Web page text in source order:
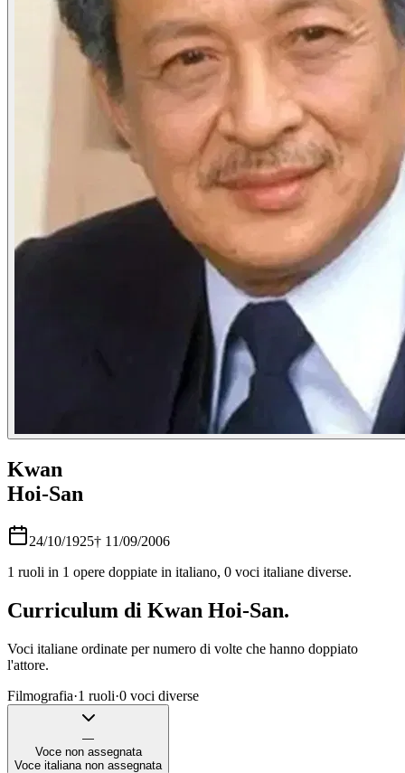
Kwan
Hoi-San
24/10/1925† 11/09/2006
1 ruoli in 1 opere doppiate in italiano, 0 voci italiane diverse.
Curriculum di Kwan Hoi-San.
Voci italiane ordinate per numero di volte che hanno doppiato
l'attore.
Filmografia·1 ruoli·0 voci diverse
—
Voce non assegnata
Voce italiana non assegnata